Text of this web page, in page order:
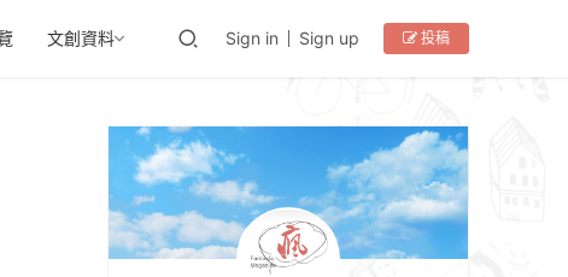
文創資料 Sign in Sign up 投稿